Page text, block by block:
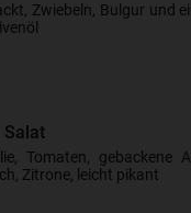
Zwiebeln, Bulgur und
Salat
Tomaten, gebackene
Zitrone, leicht pikant